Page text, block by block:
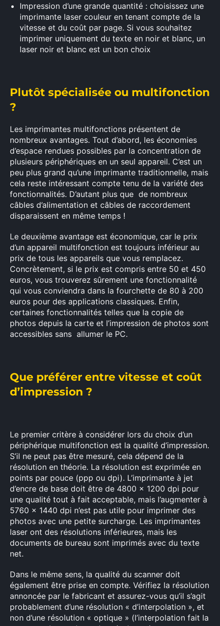
Impression d’une grande quantité : choisissez une
imprimante laser couleur en tenant compte de la
vitesse et du coût par page. Si vous souhaitez
imprimer uniquement du texte en noir et blanc, un
laser noir et blanc est un bon choix
Plutôt spécialisée ou multifonction
?
Les imprimantes multifonctions présentent de
nombreux avantages. Tout d’abord, les économies
d’espace rendues possibles par la concentration de
plusieurs périphériques en un seul appareil. C’est un
peu plus grand qu’une imprimante traditionnelle, mais
cela reste intéressant compte tenu de la variété des
fonctionnalités. D’autant plus que de nombreux
câbles d’alimentation et câbles de raccordement
disparaissent en même temps !
Le deuxième avantage est économique, car le prix
d’un appareil multifonction est toujours inférieur au
prix de tous les appareils que vous remplacez.
Concrètement, si le prix est compris entre 50 et 450
euros, vous trouverez sûrement une fonctionnalité
qui vous conviendra dans la fourchette de 80 à 200
euros pour des applications classiques. Enfin,
certaines fonctionnalités telles que la copie de
photos depuis la carte et l’impression de photos sont
accessibles sans allumer le PC.
Que préférer entre vitesse et coût
d’impression ?
Le premier critère à considérer lors du choix d’un
périphérique multifonction est la qualité d’impression.
S’il ne peut pas être mesuré, cela dépend de la
résolution en théorie. La résolution est exprimée en
points par pouce (ppp ou dpi). L’imprimante à jet
d’encre de base doit être de 4800 x 1200 dpi pour
une qualité tout à fait acceptable, mais l’augmenter à
5760 x 1440 dpi n’est pas utile pour imprimer des
photos avec une petite surcharge. Les imprimantes
laser ont des résolutions inférieures, mais les
documents de bureau sont imprimés avec du texte
net.
Dans le même sens, la qualité du scanner doit
également être prise en compte. Vérifiez la résolution
annoncée par le fabricant et assurez-vous qu’il s’agit
probablement d’une résolution « d’interpolation », et
non d’une résolution « optique » (l’interpolation fait la
×
Rechercher